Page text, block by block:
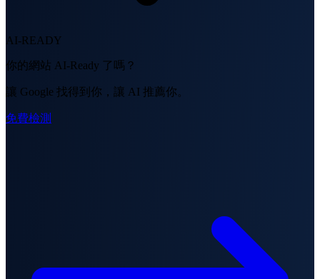
AI-READY
你的網站 AI-Ready 了嗎？
讓 Google 找得到你，讓 AI 推薦你。
免費檢測